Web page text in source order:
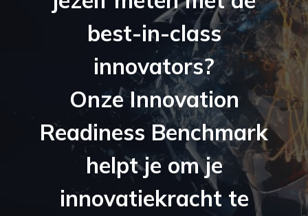
best-in-class
innovators?
Onze Innovation
Readiness Benchmark
helpt je om je
innovatiekracht te